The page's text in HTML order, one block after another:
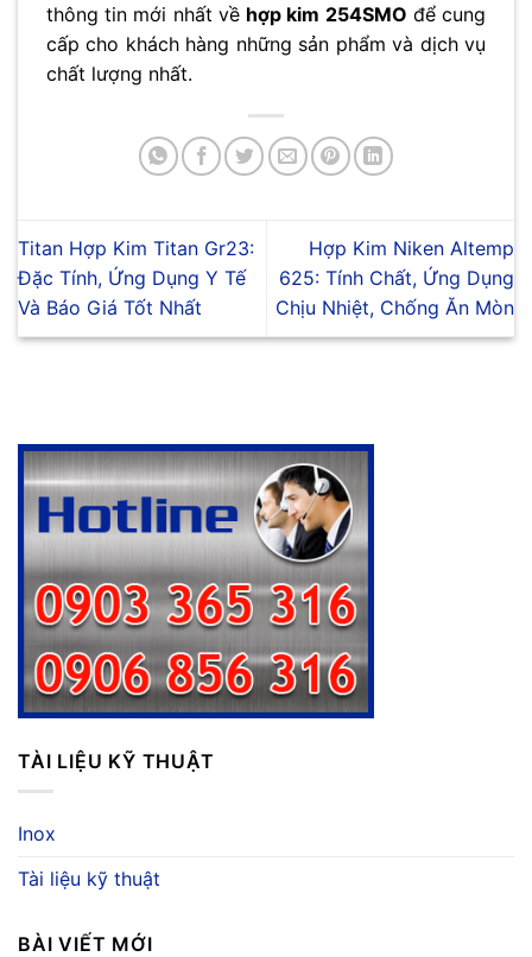
thông tin mới nhất về hợp kim 254SMO để cung
cấp cho khách hàng những sản phẩm và dịch vụ
chất lượng nhất.
Titan Hợp Kim Titan Gr23:
Đặc Tính, Ứng Dụng Y Tế
Và Báo Giá Tốt Nhất
Hợp Kim Niken Altemp
625: Tính Chất, Ứng Dụng
Chịu Nhiệt, Chống Ăn Mòn
TÀI LIỆU KỸ THUẬT
Inox
Tài liệu kỹ thuật
BÀI VIẾT MỚI